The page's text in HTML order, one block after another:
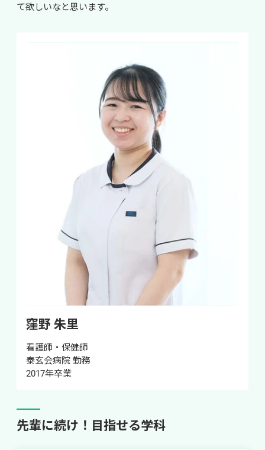
て欲しいなと思います。
窪野 朱里
看護師・保健師
泰玄会病院 勤務
2017年卒業
先輩に続け！目指せる学科